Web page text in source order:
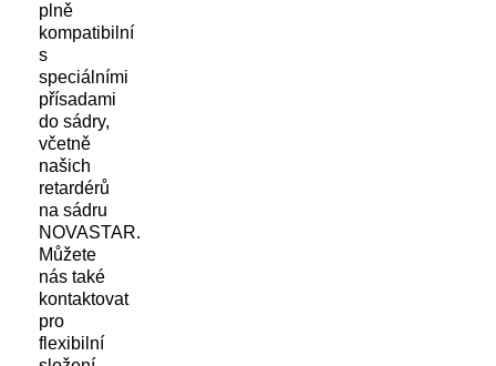
plně
kompatibilní
s
speciálními
přísadami
do sádry,
včetně
našich
retardérů
na sádru
NOVASTAR.
Můžete
nás také
kontaktovat
pro
flexibilní